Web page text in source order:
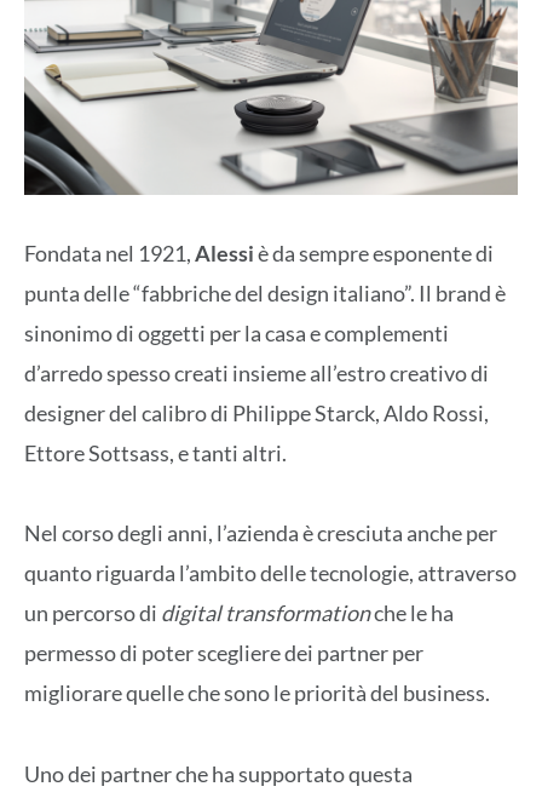
Fondata nel 1921,Alessiè da sempre esponente di
punta delle “fabbriche del design italiano”. Il brand è
sinonimo di oggetti per la casa e complementi
d’arredo spesso creati insieme all’estro creativo di
designer del calibro di Philippe Starck, Aldo Rossi,
Ettore Sottsass, e tanti altri.
Nel corso degli anni, l’azienda è cresciuta anche per
quanto riguarda l’ambito delle tecnologie, attraverso
un percorso di digital transformationche le ha
permesso di poter scegliere dei partner per
migliorare quelle che sono le priorità del business.
Uno dei partner che ha supportato questa